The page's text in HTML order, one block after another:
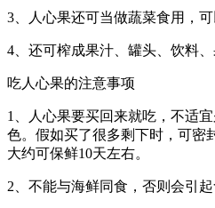
3、人心果还可当做蔬菜食用，可
4、还可榨成果汁、罐头、饮料、
吃人心果的注意事项
1、人心果要买回来就吃，不适
色。假如买了很多剩下时，可密
大约可保鲜10天左右。
2、不能与海鲜同食，否则会引起